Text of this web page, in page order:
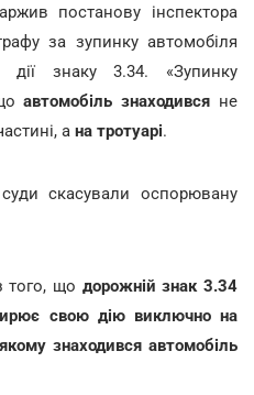
постанову інспектора
за зупинку автомобіля
знаку 3.34. «Зупинку
щоавтомобіль знаходився не
а на тротуарі.
скасували оспорювану
того, що дорожній знак 3.34
свою дію виключно на
знаходився автомобіль